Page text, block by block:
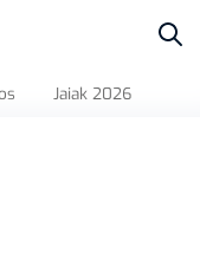
Jaiak 2026